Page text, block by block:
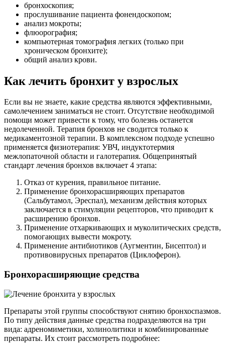
бронхоскопия;
прослушивание пациента фонендоскопом;
анализ мокроты;
флюорография;
компьютерная томография легких (только при
хроническом бронхите);
общий анализ крови.
Как лечить бронхит у взрослых
Если вы не знаете, какие средства являются эффективными,
самолечением заниматься не стоит. Отсутствие необходимой
помощи может привести к тому, что болезнь останется
недолеченной. Терапия бронхов не сводится только к
медикаментозной терапии. В комплексном подходе успешно
применяется физиотерапия: УВЧ, индуктотермия
межлопаточной области и галотерапия. Общепринятый
стандарт лечения бронхов включает 4 этапа:
Отказ от курения, правильное питание.
Применение бронхорасширяющих препаратов
(Сальбутамол, Эреспал), механизм действия которых
заключается в стимуляции рецепторов, что приводит к
расширению бронхов.
Применение отхаркивающих и муколитических средств,
помогающих вывести мокроту.
Применение антибиотиков (Аугментин, Бисептол) и
противовирусных препаратов (Циклоферон).
Бронхорасширяющие средства
Препараты этой группы способствуют снятию бронхоспазмов.
По типу действия данные средства подразделяются на три
вида: адреномиметики, холинолитики и комбинированные
препараты. Их стоит рассмотреть подробнее: